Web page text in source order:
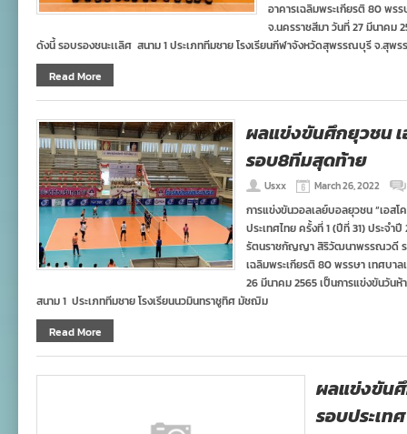
อาคารเฉลิมพระเกียรติ 80 พร
จ.นครราชสีมา วันที่ 27 มีนาคม
ดังนี้ รอบรองชนะเเลิศ สนาม 1 ประเภททีมชาย โรงเรียนกีฬาจังหวัดสุพรรณบุรี จ.สุพ
Read More
ผลแข่งขันศึกยุวชน เ
รอบ8ทีมสุดท้าย
Usxx March 26, 2022
การแข่งขันวอลเลย์บอลยุวชน “เอสโ
ประเทศไทย ครั้งที่ 1 (ปีที่ 31) ประจ
รัตนราชกัญญา สิริวัฒนาพรรณวดี ร
เฉลิมพระเกียรติ 80 พรรษา เทศบา
26 มีนาคม 2565 เป็นการแข่งขันวัน
สนาม 1 ประเภททีมชาย โรงเรียนนวมินทราชูทิศ มัชฌิม
Read More
ผลแข่งขันศึ
รอบประเท